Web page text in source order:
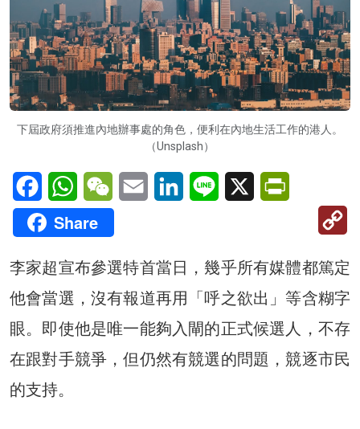
下屆政府須推進內地辦事處的角色，便利在內地生活工作的港人。
（Unsplash）
FacebookWhatsAppWeChatEmail LinkedInLine X
Share
李家超宣布參選特首當日，幾乎所有媒體都篤定
他會當選，沒有報道再用「呼之欲出」等含糊字
眼。即使他是唯一能夠入閘的正式候選人，不存
在跟對手競爭，但仍然有競選的問題，競逐市民
的支持。